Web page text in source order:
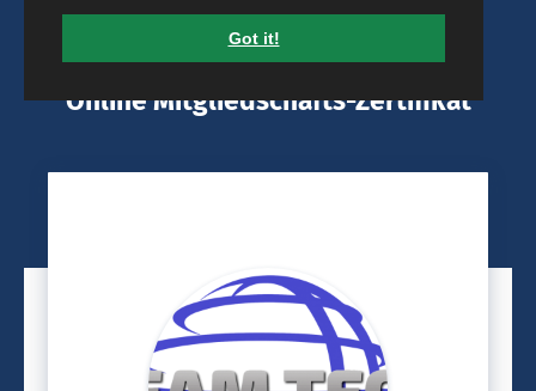
Got it!
Online Mitgliedschafts-Zertifikat